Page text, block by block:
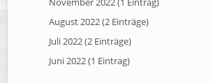
August 2022 (2 Einträge)
Juli 2022 (2 Einträge)
Juni 2022 (1 Eintrag)